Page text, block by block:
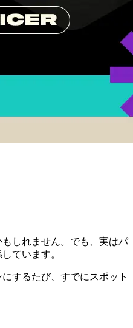
しれません。でも、実はパ
ています。
するたび、すでにスポット